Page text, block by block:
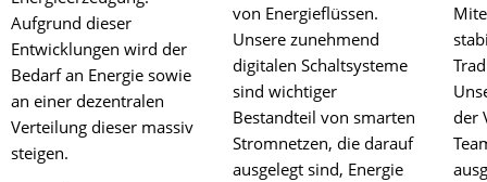
Aufgrund dieser
Entwicklungen wird der
Bedarf an Energie sowie
an einer dezentralen
Verteilung dieser massiv
steigen.
von Energieflüssen.
Unsere zunehmend
digitalen Schaltsysteme
sind wichtiger
Bestandteil von smarten
Stromnetzen, die darauf
ausgelegt sind, Energie
der